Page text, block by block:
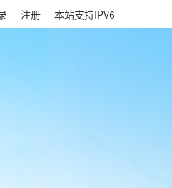
注册 本站支持IPV6